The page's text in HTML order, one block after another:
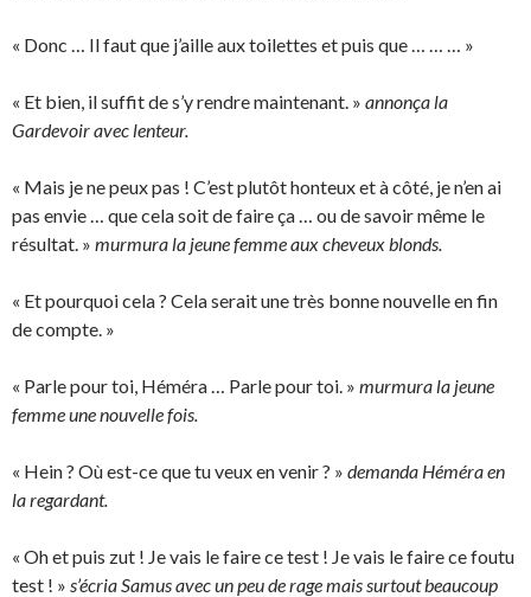
« Donc … Il faut que j’aille aux toilettes et puis que … … … »
« Et bien, il suffit de s’y rendre maintenant. » annonça la
Gardevoir avec lenteur.
« Mais je ne peux pas ! C’est plutôt honteux et à côté, je n’en ai
pas envie … que cela soit de faire ça … ou de savoir même le
résultat. » murmura la jeune femme aux cheveux blonds.
« Et pourquoi cela ? Cela serait une très bonne nouvelle en fin
de compte. »
« Parle pour toi, Héméra … Parle pour toi. » murmura la jeune
femme une nouvelle fois.
« Hein ? Où est-ce que tu veux en venir ? » demanda Héméra en
la regardant.
« Oh et puis zut ! Je vais le faire ce test ! Je vais le faire ce foutu
test ! » s’écria Samus avec un peu de rage mais surtout beaucoup